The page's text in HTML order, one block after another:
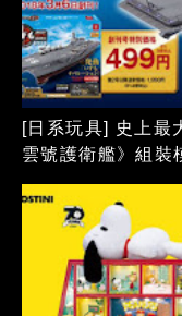
[日系玩具] 史上
雲號護衛艦》組裝